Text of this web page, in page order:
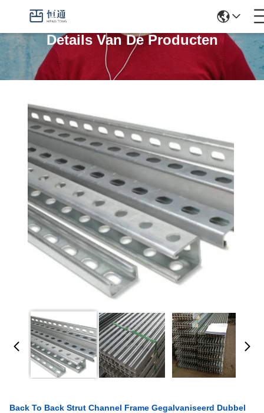
Details Van De Producten
Back To Back Strut Channel Frame Gegalvaniseerd Dubbel